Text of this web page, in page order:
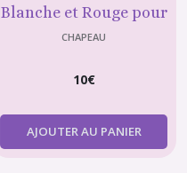
Blanche et Rouge pour
Poupée type Barbie
CHAPEAU
10€
AJOUTER AU PANIER